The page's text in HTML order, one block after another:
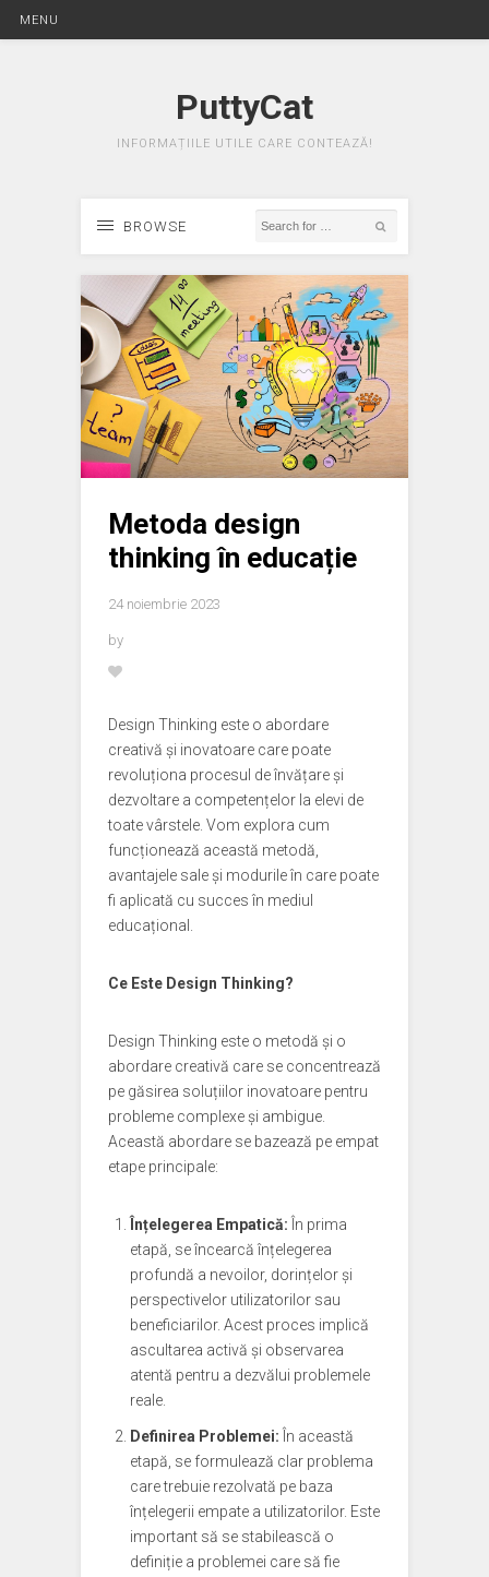
MENU
PuttyCat
INFORMAȚIILE UTILE CARE CONTEAZĂ!
BROWSE
Metoda design
thinking în educație
24 noiembrie 2023
by
Design Thinking este o abordare
creativă și inovatoare care poate
revoluționa procesul de învățare și
dezvoltare a competențelor la elevi de
toate vârstele. Vom explora cum
funcționează această metodă,
avantajele sale și modurile în care poate
fi aplicată cu succes în mediul
educațional.
Ce Este Design Thinking?
Design Thinking este o metodă și o
abordare creativă care se concentrează
pe găsirea soluțiilor inovatoare pentru
probleme complexe și ambigue.
Această abordare se bazează pe empat
etape principale:
Înțelegerea Empatică: În prima
etapă, se încearcă înțelegerea
profundă a nevoilor, dorințelor și
perspectivelor utilizatorilor sau
beneficiarilor. Acest proces implică
ascultarea activă și observarea
atentă pentru a dezvălui problemele
reale.
Definirea Problemei: În această
etapă, se formulează clar problema
care trebuie rezolvată pe baza
înțelegerii empate a utilizatorilor. Este
important să se stabilească o
definiție a problemei care să fie